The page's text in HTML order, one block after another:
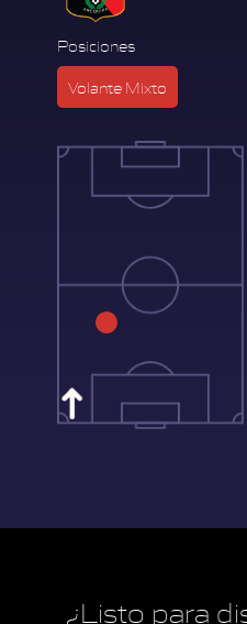
Posiciones
Volante Mixto
¿Listo para